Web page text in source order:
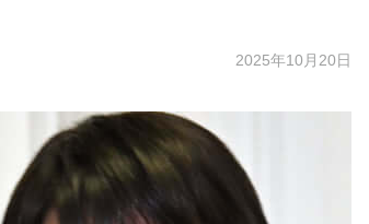
2025年10月20日